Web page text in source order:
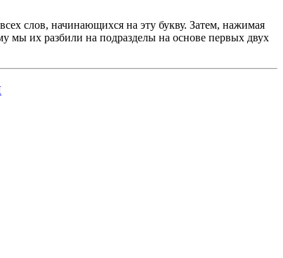
слов, начинающихся на эту букву. Затем, нажимая
мы их разбили на подразделы на основе первых двух